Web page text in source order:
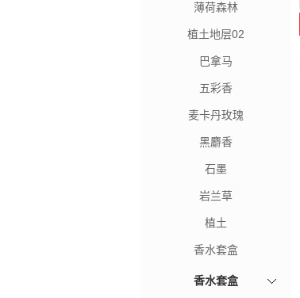
薄荷森林
植土地层02
巴拿马
五彩香
麦卡丹玫瑰
黑麝香
石墨
岩兰草
植土
香水套盒
香水套盒